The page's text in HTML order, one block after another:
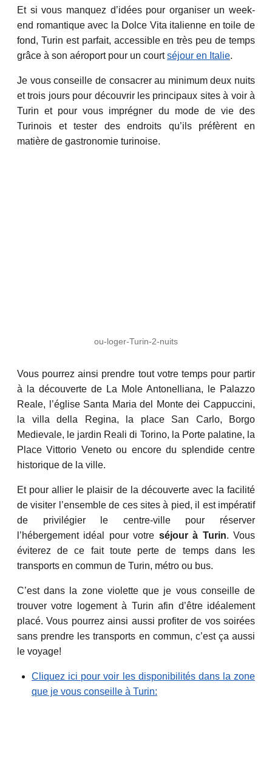
Et si vous manquez d’idées pour organiser un week-
end romantique avec la Dolce Vita italienne en toile de
fond, Turin est parfait, accessible en très peu de temps
grâce à son aéroport pour un courtséjour en Italie.
Je vous conseille de consacrer au minimum deux nuits
et trois jours pour découvrir les principaux sites à voir à
Turin et pour vous imprégner du mode de vie des
Turinois et tester des endroits qu’ils préfèrent en
matière de gastronomie turinoise.
ou-loger-Turin-2-nuits
Vous pourrez ainsi prendre tout votre temps pour partir
à la découverte de La Mole Antonelliana, le Palazzo
Reale, l’église Santa Maria del Monte dei Cappuccini,
la villa della Regina, la place San Carlo, Borgo
Medievale, le jardin Reali di Torino, la Porte palatine, la
Place Vittorio Veneto ou encore du splendide centre
historique de la ville.
Et pour allier le plaisir de la découverte avec la facilité
de visiter l’ensemble de ces sites à pied, il est impératif
de privilégier le centre-ville pour réserver
l’hébergement idéal pour votre séjour à Turin. Vous
éviterez de ce fait toute perte de temps dans les
transports en commun de Turin, métro ou bus.
C’est dans la zone violette que je vous conseille de
trouver votre logement à Turin afin d’être idéalement
placé. Vous pourrez ainsi aussi profiter de vos soirées
sans prendre les transports en commun, c’est ça aussi
le voyage!
Cliquez ici pour voir les disponibilités dans la zone
que je vous conseille à Turin: